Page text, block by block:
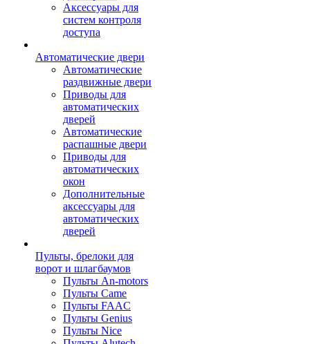
Аксессуары для
систем контроля
доступа
Автоматические двери
Автоматические
раздвижные двери
Приводы для
автоматических
дверей
Автоматические
распашные двери
Приводы для
автоматических
окон
Дополнительные
аксессуары для
автоматических
дверей
Пульты, брелоки для
ворот и шлагбаумов
Пульты An-motors
Пульты Came
Пульты FAAC
Пульты Genius
Пульты Nice